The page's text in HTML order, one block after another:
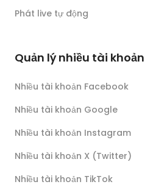
Phát live tự động
Quản lý nhiều tài khoản
Nhiều tài khoản Facebook
Nhiều tài khoản Google
Nhiều tài khoản Instagram
Nhiều tài khoản X (Twitter)
Nhiều tài khoản TikTok